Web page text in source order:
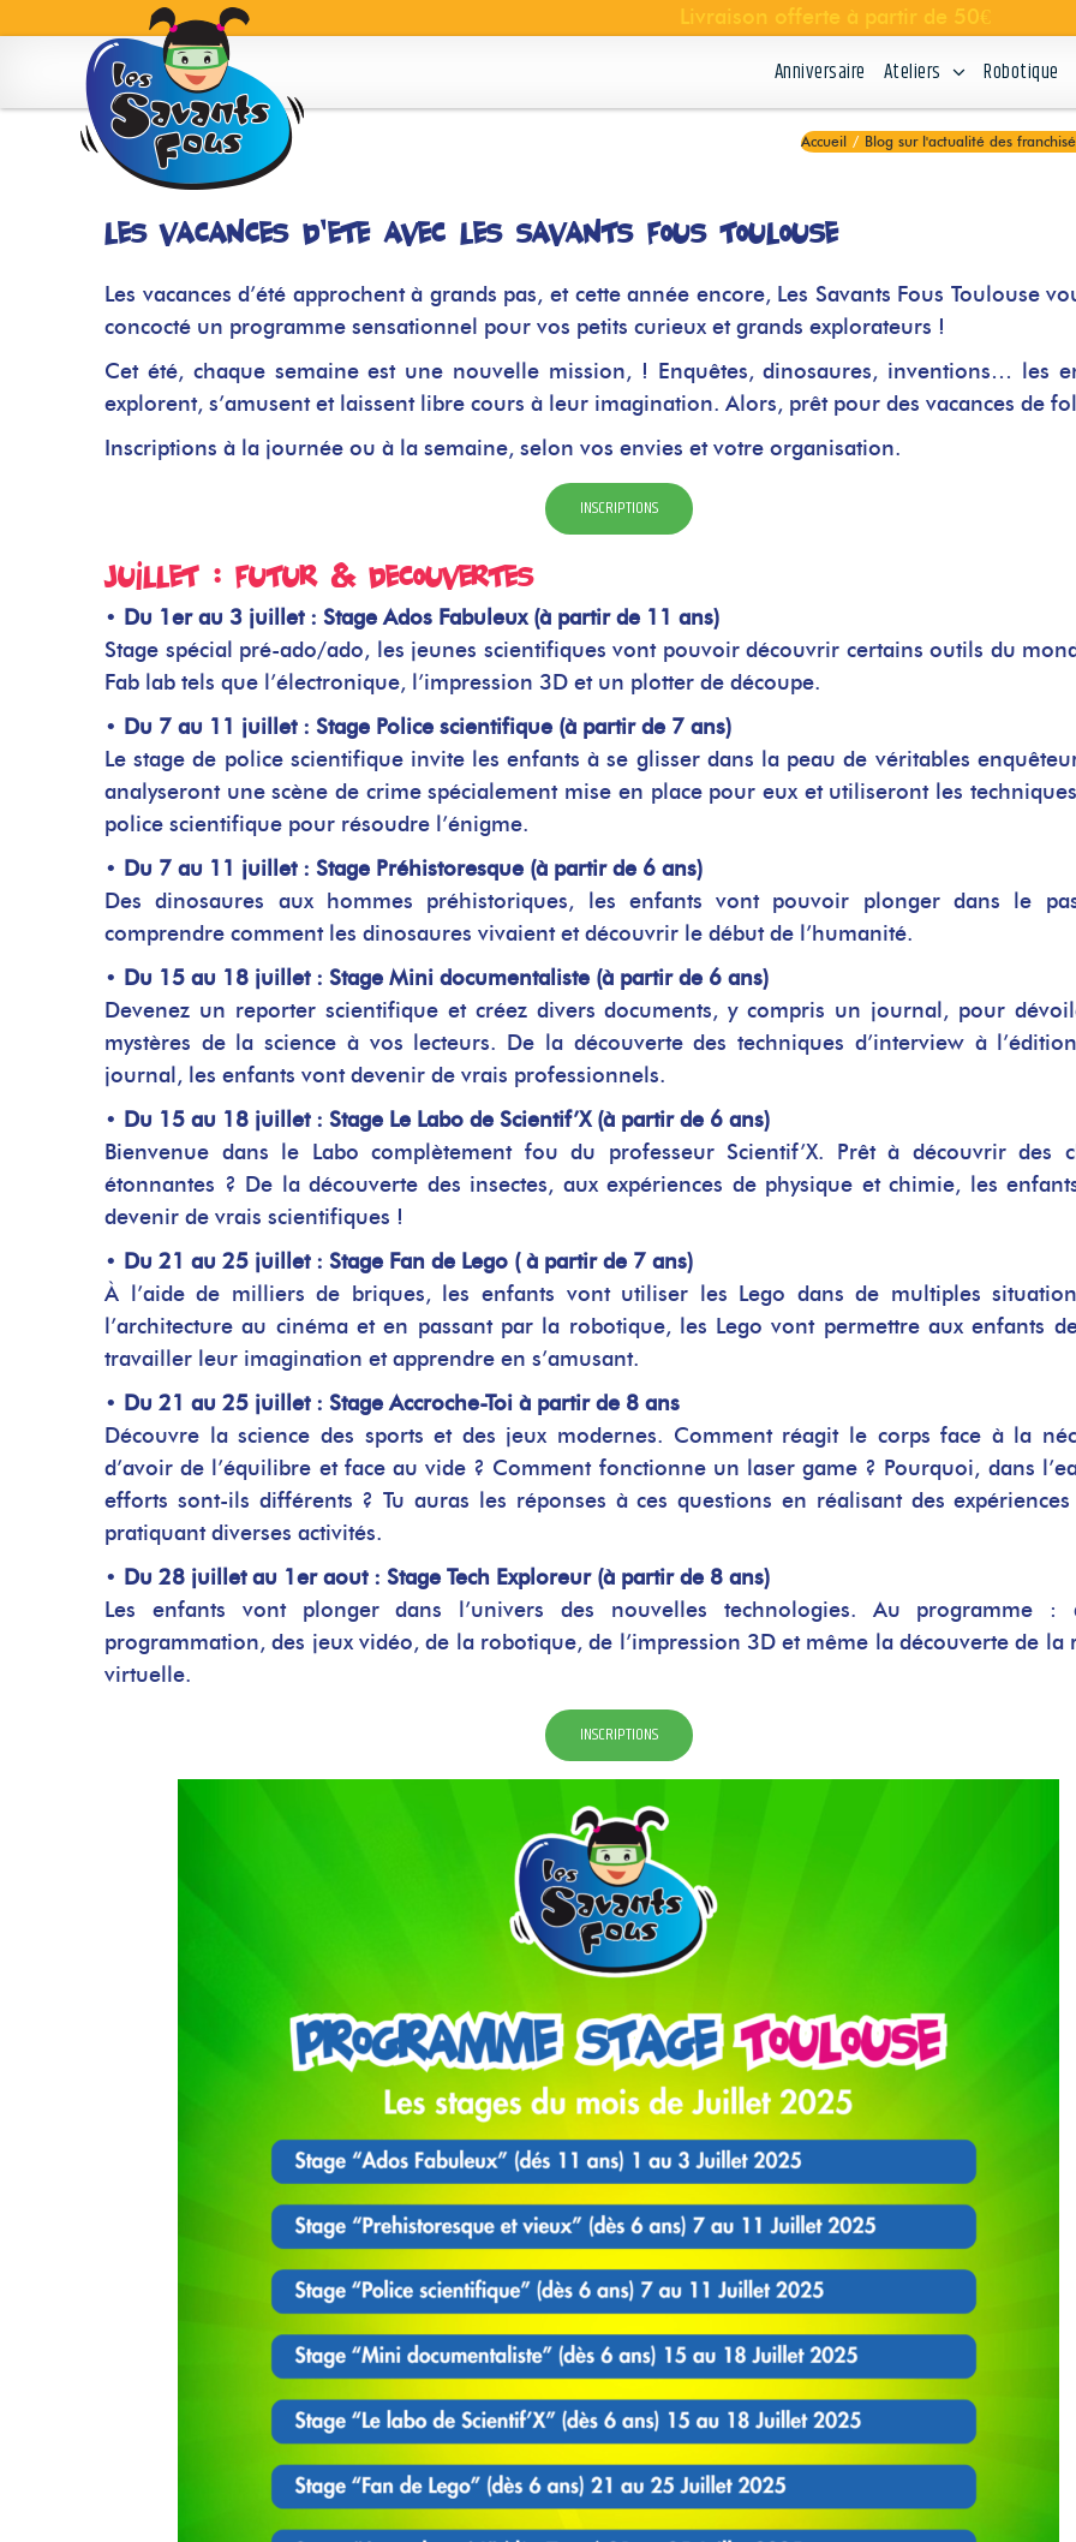
Anniversaire Ateliers Robotique
Accueil / Blog sur l'actualité des
Les vacances d’été avec Les Savants Fous Toulouse
Les vacances d’été approchent à grands pas, et cette année encore, Les Savants Fous Toulouse
concocté un programme sensationnel pour vos petits curieux et grands explorateurs !
Cet été, chaque semaine est une nouvelle mission, ! Enquêtes, dinosaures, inventions… les
explorent, s’amusent et laissent libre cours à leur imagination. Alors, prêt pour des vacances de
Inscriptions à la journée ou à la semaine, selon vos envies et votre organisation.
INSCRIPTIONS
Juillet : Futur & Découvertes
• Du 1er au 3 juillet : Stage Ados Fabuleux (à partir de 11 ans)
Stage spécial pré-ado/ado, les jeunes scientifiques vont pouvoir découvrir certains outils du
Fab lab tels que l’électronique, l’impression 3D et un plotter de découpe.
• Du 7 au 11 juillet : Stage Police scientifique (à partir de 7 ans)
Le stage de police scientifique invite les enfants à se glisser dans la peau de véritables
analyseront une scène de crime spécialement mise en place pour eux et utiliseront les
police scientifique pour résoudre l’énigme.
• Du 7 au 11 juillet : Stage Préhistoresque (à partir de 6 ans)
Des dinosaures aux hommes préhistoriques, les enfants vont pouvoir plonger dans le
comprendre comment les dinosaures vivaient et découvrir le début de l’humanité.
• Du 15 au 18 juillet : Stage Mini documentaliste (à partir de 6 ans)
Devenez un reporter scientifique et créez divers documents, y compris un journal, pour
mystères de la science à vos lecteurs. De la découverte des techniques d’interview à
journal, les enfants vont devenir de vrais professionnels.
• Du 15 au 18 juillet : Stage Le Labo de Scientif’X (à partir de 6 ans)
Bienvenue dans le Labo complètement fou du professeur Scientif’X. Prêt à découvrir des
étonnantes ? De la découverte des insectes, aux expériences de physique et chimie, les
devenir de vrais scientifiques !
• Du 21 au 25 juillet : Stage Fan de Lego ( à partir de 7 ans)
À l’aide de milliers de briques, les enfants vont utiliser les Lego dans de multiples
l’architecture au cinéma et en passant par la robotique, les Lego vont permettre aux enfants
travailler leur imagination et apprendre en s’amusant.
• Du 21 au 25 juillet : Stage Accroche-Toi à partir de 8 ans
Découvre la science des sports et des jeux modernes. Comment réagit le corps face à la
d’avoir de l’équilibre et face au vide ? Comment fonctionne un laser game ? Pourquoi, dans
efforts sont-ils différents ? Tu auras les réponses à ces questions en réalisant des
pratiquant diverses activités.
• Du 28 juillet au 1er aout : Stage Tech Exploreur (à partir de 8 ans)
Les enfants vont plonger dans l’univers des nouvelles technologies. Au programme :
programmation, des jeux vidéo, de la robotique, de l’impression 3D et même la découverte de la
virtuelle.
INSCRIPTIONS